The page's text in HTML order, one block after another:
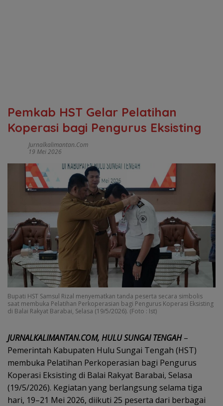
Pemkab HST Gelar Pelatihan
Koperasi bagi Pengurus Eksisting
Jurnalkalimantan.com
19 Mei 2026
Bupati HST Samsul Rizal menyematkan tanda peserta secara simbolis
saat membuka Pelatihan Perkoperasian bagi Pengurus Koperasi Eksisting
di Balai Rakyat Barabai, Selasa (19/5/2026). (Foto : Ist)
JURNALKALIMANTAN.COM, HULU SUNGAI TENGAH–
Pemerintah Kabupaten Hulu Sungai Tengah (HST)
membuka Pelatihan Perkoperasian bagi Pengurus
Koperasi Eksisting di Balai Rakyat Barabai, Selasa
(19/5/2026). Kegiatan yang berlangsung selama tiga
hari, 19–21 Mei 2026, diikuti 25 peserta dari berbagai